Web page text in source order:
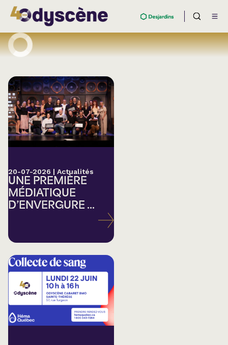
20-07-2026 | Actualités
UNE PREMIÈRE
MÉDIATIQUE
D’ENVERGURE ...